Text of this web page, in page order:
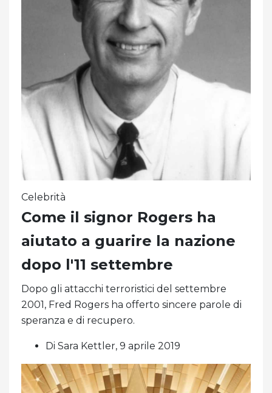
Celebrità
Come il signor Rogers ha
aiutato a guarire la nazione
dopo l'11 settembre
Dopo gli attacchi terroristici del settembre
2001, Fred Rogers ha offerto sincere parole di
speranza e di recupero.
Di Sara Kettler, 9 aprile 2019